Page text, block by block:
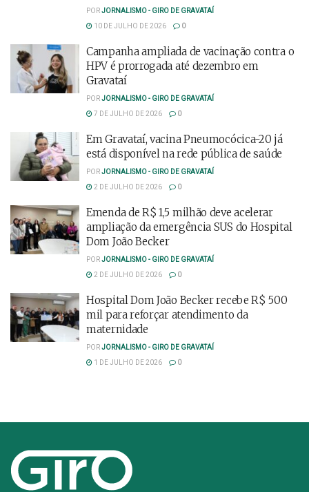
PORJORNALISMO - GIRO DE GRAVATAÍ
10 DE JULHO DE 2026
0
Campanha ampliada de vacinação contra o
HPV é prorrogada até dezembro em
Gravataí
PORJORNALISMO - GIRO DE GRAVATAÍ
7 DE JULHO DE 2026
0
Em Gravataí, vacina Pneumocócica-20 já
está disponível na rede pública de saúde
PORJORNALISMO - GIRO DE GRAVATAÍ
2 DE JULHO DE 2026
0
Emenda de R$ 1,5 milhão deve acelerar
ampliação da emergência SUS do Hospital
Dom João Becker
PORJORNALISMO - GIRO DE GRAVATAÍ
2 DE JULHO DE 2026
0
Hospital Dom João Becker recebe R$ 500
mil para reforçar atendimento da
maternidade
PORJORNALISMO - GIRO DE GRAVATAÍ
1 DE JULHO DE 2026
0